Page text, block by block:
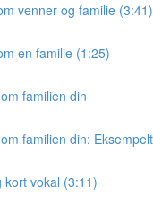
venner og familie (3:41)
en familie (1:25)
familien din
familien din:
kort vokal (3:11)